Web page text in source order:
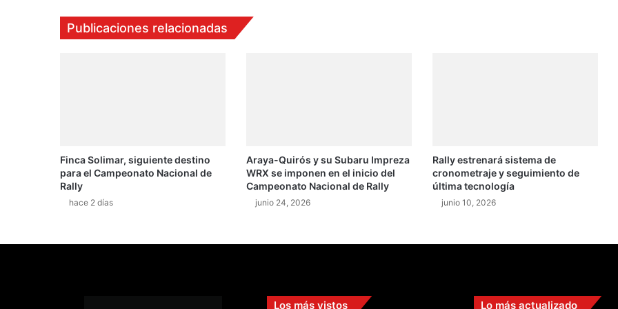
Publicaciones relacionadas
Finca Solimar, siguiente destino
para el Campeonato Nacional de
Rally
hace 2 días
Araya-Quirós y su Subaru Impreza
WRX se imponen en el inicio del
Campeonato Nacional de Rally
junio 24, 2026
Rally estrenará sistema de
cronometraje y seguimiento de
última tecnología
junio 10, 2026
Los más vistos Lo más actualizado